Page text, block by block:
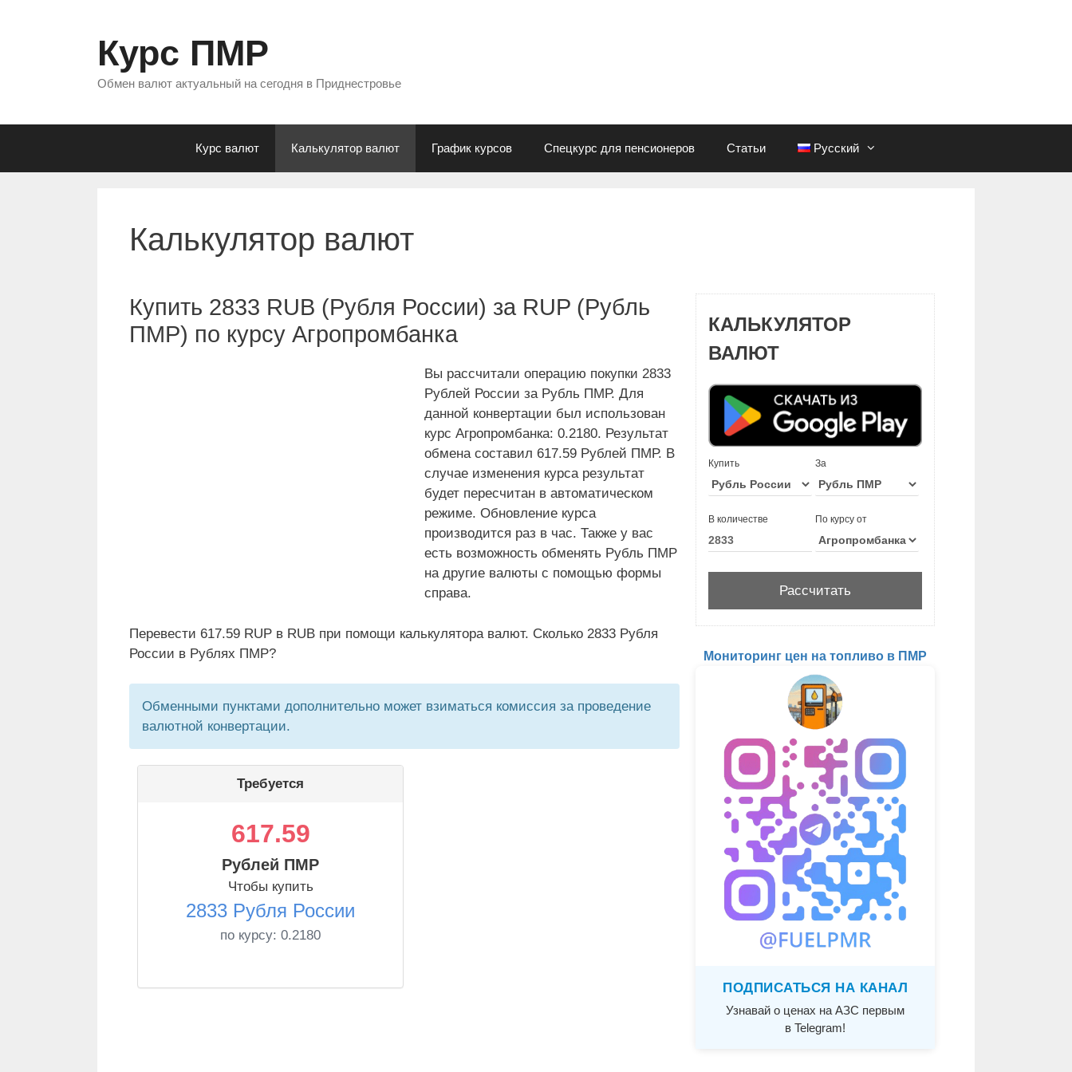
Курс ПМР
Обмен валют актуальный на сегодня в Приднестровье
Курс валют Калькулятор валют График курсов Спецкурс для пенсионеров Статьи Русский
Калькулятор валют
Купить 2833 RUB (Рубля России) за RUP (Рубль
ПМР) по курсу Агропромбанка
Вы рассчитали операцию покупки 2833
Рублей России за Рубль ПМР. Для
данной конвертации был использован
курс Агропромбанка: 0.2180. Результат
обмена составил 617.59 Рублей ПМР. В
случае изменения курса результат
будет пересчитан в автоматическом
режиме. Обновление курса
производится раз в час. Также у вас
есть возможность обменять Рубль ПМР
на другие валюты с помощью формы
справа.
Перевести 617.59 RUP в RUB при помощи калькулятора валют. Сколько 2833 Рубля
России в Рублях ПМР?
Обменными пунктами дополнительно может взиматься комиссия за проведение
валютной конвертации.
Требуется
617.59
Рублей ПМР
Чтобы купить
2833 Рубля России
по курсу: 0.2180
КАЛЬКУЛЯТОР
ВАЛЮТ
Купить За
В количестве По курсу от
Мониторинг цен на топливо в ПМР
ПОДПИСАТЬСЯ НА КАНАЛ
Узнавай о ценах на АЗС первым
в Telegram!